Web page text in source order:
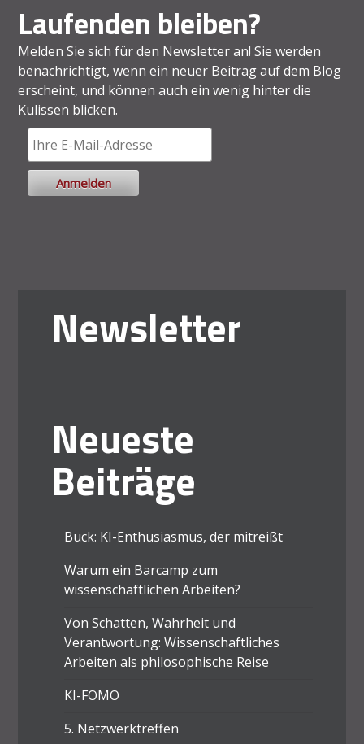
Laufenden bleiben?
Melden Sie sich für den Newsletter an! Sie werden
benachrichtigt, wenn ein neuer Beitrag auf dem Blog
erscheint, und können auch ein wenig hinter die
Kulissen blicken.
Newsletter
Neueste
Beiträge
Buck: KI-Enthusiasmus, der mitreißt
Warum ein Barcamp zum
wissenschaftlichen Arbeiten?
Von Schatten, Wahrheit und
Verantwortung: Wissenschaftliches
Arbeiten als philosophische Reise
KI-FOMO
5. Netzwerktreffen